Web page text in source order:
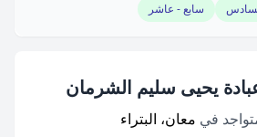
سابع - عاشر
يحيى سليم الشرمان
في معان، البتراء